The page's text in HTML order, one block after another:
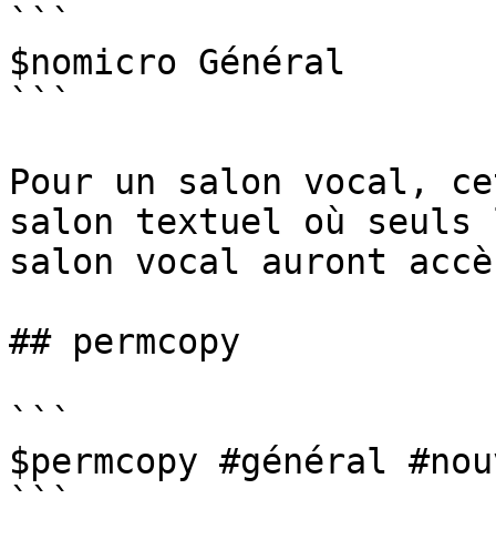
```
$nomicro Général
```
Pour un salon vocal,
salon textuel où seuls
salon vocal auront
## permcopy
```
$permcopy #général
```